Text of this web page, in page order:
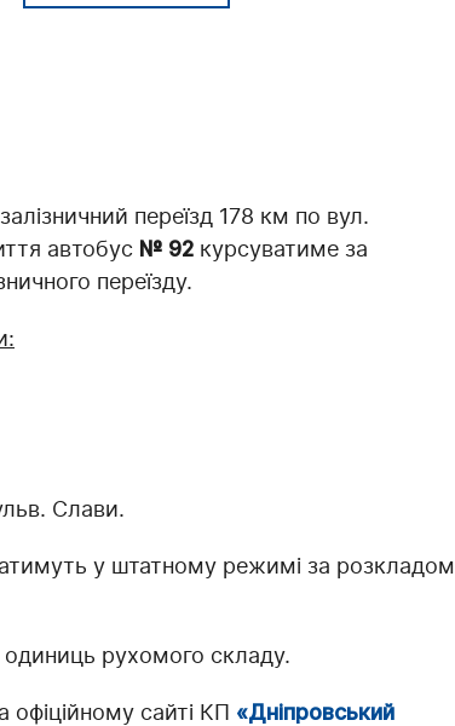
переїзд 178 км по вул.
автобус № 92 курсуватиме за
переїзду.
Слави.
у штатному режимі за розкладом
рухомого складу.
сайті КП «Дніпровський